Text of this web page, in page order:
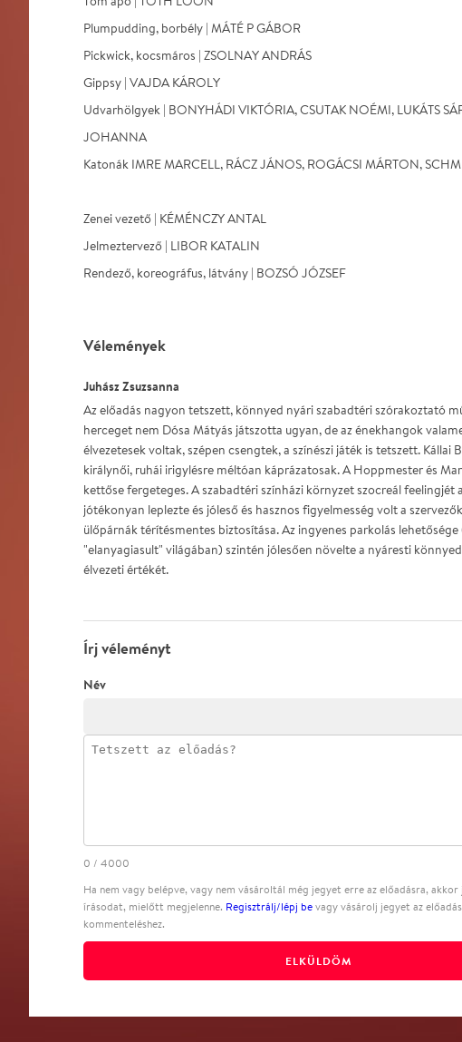
Plumpudding, borbély | MÁTÉ P GÁBOR
Pickwick, kocsmáros | ZSOLNAY ANDRÁS
Gippsy | VAJDA KÁROLY
Udvarhölgyek | BONYHÁDI VIKTÓRIA, CSUTAK NOÉMI, LUKÁTS
JOHANNA
Katonák IMRE MARCELL, RÁCZ JÁNOS, ROGÁCSI MÁRTON,
Zenei vezető | KÉMÉNCZY ANTAL
Jelmeztervező | LIBOR KATALIN
Rendező, koreográfus, látvány | BOZSÓ JÓZSEF
Vélemények
Juhász Zsuzsanna
Az előadás nagyon tetszett, könnyed nyári szabadtéri szórakoztató
herceget nem Dósa Mátyás játszotta ugyan, de az énekhangok
élvezetesek voltak, szépen csengtek, a színészi játék is tetszett. Kállai
királynői, ruhái irigylésre méltóan káprázatosak. A Hoppmester és
kettőse fergeteges. A szabadtéri színházi környzet szocreál feelingjét
jótékonyan leplezte és jóleső és hasznos figyelmesség volt a
ülőpárnák térítésmentes biztosítása. Az ingyenes parkolás
"elanyagiasult" világában) szintén jólesően növelte a nyáresti
élvezeti értékét.
Írj véleményt
Név
0 / 4000
Ha nem vagy belépve, vagy nem vásároltál még jegyet erre az előadásra, akkor
írásodat, mielőtt megjelenne. Regisztrálj/lépj be vagy vásárolj jegyet az
kommenteléshez.
ELKÜLDÖM